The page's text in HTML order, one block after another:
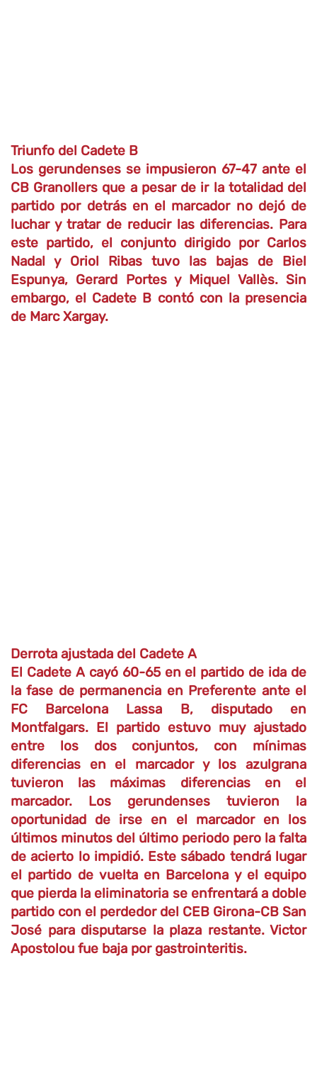
Triunfo del Cadete B
Los gerundenses se impusieron 67-47 ante el
CB Granollers que a pesar de ir la totalidad del
partido por detrás en el marcador no dejó de
luchar y tratar de reducir las diferencias. Para
este partido, el conjunto dirigido por Carlos
Nadal y Oriol Ribas tuvo las bajas de Biel
Espunya, Gerard Portes y Miquel Vallès. Sin
embargo, el Cadete B contó con la presencia
de Marc Xargay.
Derrota ajustada del Cadete A
El Cadete A cayó 60-65 en el partido de ida de
la fase de permanencia en Preferente ante el
FC Barcelona Lassa B, disputado en
Montfalgars. El partido estuvo muy ajustado
entre los dos conjuntos, con mínimas
diferencias en el marcador y los azulgrana
tuvieron las máximas diferencias en el
marcador. Los gerundenses tuvieron la
oportunidad de irse en el marcador en los
últimos minutos del último periodo pero la falta
de acierto lo impidió.Este sábado tendrá lugar
el partido de vuelta en Barcelona y el equipo
que pierda la eliminatoria se enfrentará a doble
partido con el perdedor del CEB Girona-CB San
José para disputarse la plaza restante. Victor
Apostolou fue baja por gastrointeritis.